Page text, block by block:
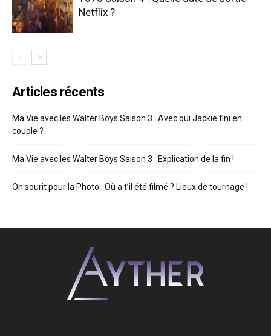
Netflix ?
Articles récents
Ma Vie avec les Walter Boys Saison 3 : Avec qui Jackie fini en
couple ?
Ma Vie avec les Walter Boys Saison 3 : Explication de la fin !
On sourit pour la Photo : Où a t’il été filmé ? Lieux de tournage !